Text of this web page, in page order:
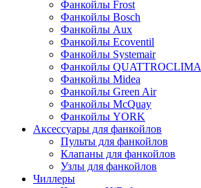
Фанкойлы Frost
Фанкойлы Bosch
Фанкойлы Aux
Фанкойлы Ecoventil
Фанкойлы Systemair
Фанкойлы QUATTROCLIMA
Фанкойлы Midea
Фанкойлы Green Air
Фанкойлы McQuay
Фанкойлы YORK
Аксессуары для фанкойлов
Пульты для фанкойлов
Клапаны для фанкойлов
Узлы для фанкойлов
Чиллеры